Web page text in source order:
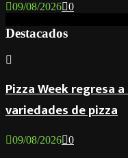
09/08/2026 0
Destacados
Pizza Week regresa
variedades de pizza
09/08/2026 0